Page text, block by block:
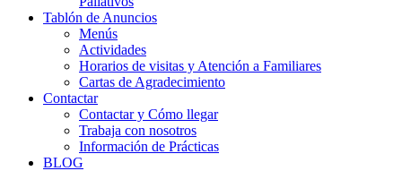
Tablón de Anuncios
Menús
Actividades
Horarios de visitas y Atención a Familiares
Cartas de Agradecimiento
Contactar
Contactar y Cómo llegar
Trabaja con nosotros
Información de Prácticas
BLOG